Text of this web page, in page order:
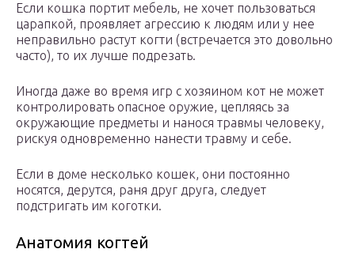
Если кошка портит мебель, не хочет пользоваться
царапкой, проявляет агрессию к людям или у нее
неправильно растут когти (встречается это довольно
часто), то их лучше подрезать.
Иногда даже во время игр с хозяином кот не может
контролировать опасное оружие, цепляясь за
окружающие предметы и нанося травмы человеку,
рискуя одновременно нанести травму и себе.
Если в доме несколько кошек, они постоянно
носятся, дерутся, раня друг друга, следует
подстригать им коготки.
Анатомия когтей